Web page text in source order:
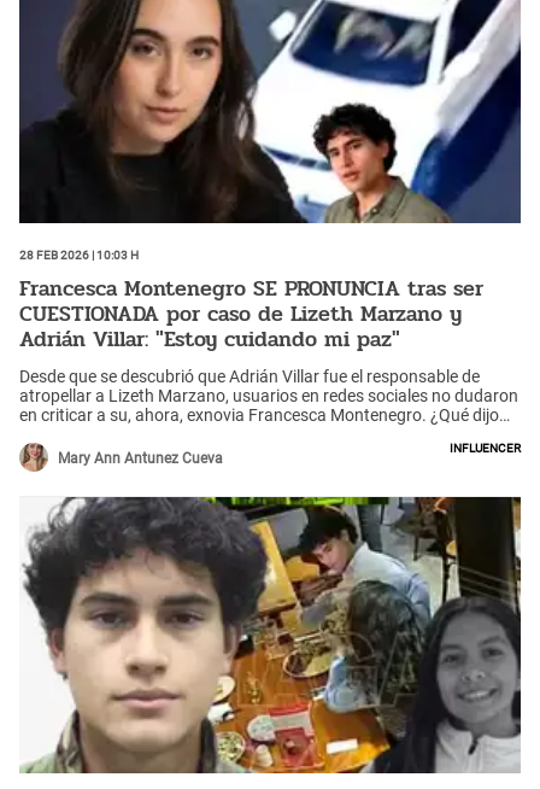
28 Feb 2026 | 10:03 h
Francesca Montenegro SE PRONUNCIA tras ser
CUESTIONADA por caso de Lizeth Marzano y
Adrián Villar: "Estoy cuidando mi paz"
Desde que se descubrió que Adrián Villar fue el responsable de
atropellar a Lizeth Marzano, usuarios en redes sociales no dudaron
en criticar a su, ahora, exnovia Francesca Montenegro. ¿Qué dijo
Mary Ann Antunez Cueva
Influencer